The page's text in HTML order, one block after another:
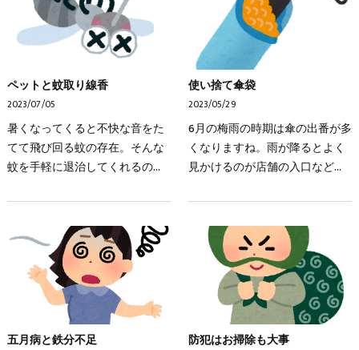
ペットと蚊取り線香
2023/07/05
暑くなってくると不快な音をた
てて飛び回る蚊の存在。そんな
蚊を手軽に退治してくれるのが
が、もしかしたらお家のペット
に影響を及ぼすかも知れませ
ん。市販されている多くの…
使い捨て傘袋
2023/05/29
6月の梅雨の時期は傘の出番が多
くなりますね。雨が降るとよく
見かけるのが店舗の入口などに
その横に置いてあるゴミ箱をみ
ると、傘袋が入りきらずにあふ
れていたり、誤って2…
五月病と鉄分不足 防犯はお掃除も大事